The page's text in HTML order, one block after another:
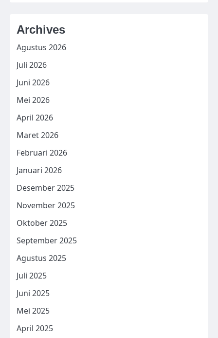
Archives
Agustus 2026
Juli 2026
Juni 2026
Mei 2026
April 2026
Maret 2026
Februari 2026
Januari 2026
Desember 2025
November 2025
Oktober 2025
September 2025
Agustus 2025
Juli 2025
Juni 2025
Mei 2025
April 2025